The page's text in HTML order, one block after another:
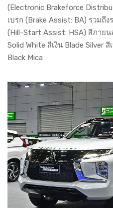
(Electronic Brakeforce
เบรก (Brake Assist: BA) รวม
(Hill-Start Assist: HSA) สีภาย
Solid White สีเงิน Blade Silver
Black Mica